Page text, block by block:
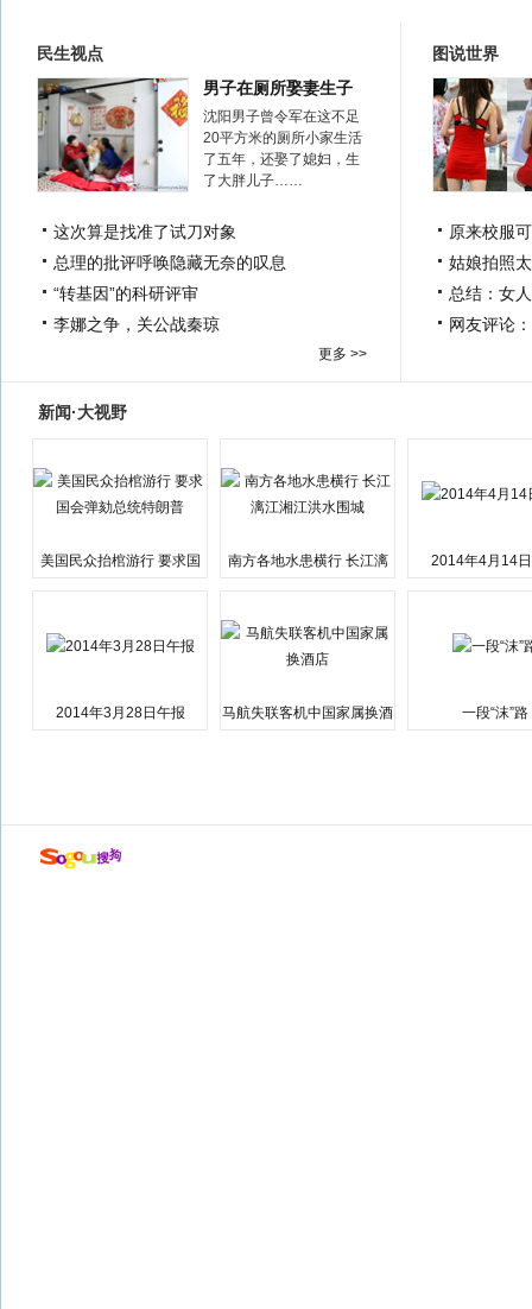
民生视点
男子在厕所娶妻生子
沈阳男子曾令军在这不足
20平方米的厕所小家生活
了五年，还娶了媳妇，生
了大胖儿子……
这次算是找准了试刀对象
总理的批评呼唤隐藏无奈的叹息
“转基因”的科研评审
李娜之争，关公战秦琼
更多 >>
图说世界
原来校服
姑娘拍照
总结：女
网友评论
新闻·大视野
美国民众抬棺游行 要求国
南方各地水患横行 长江漓
2014年4月14
2014年3月28日午报
马航失联客机中国家属换酒
一段“沫”路